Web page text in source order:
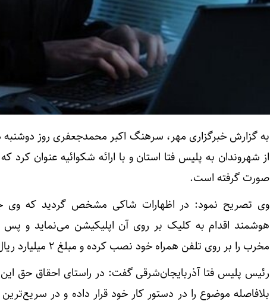
به گزارش خبرگزاری مهر، سرهنگ اکبر محمدجعفری روز
از شهروندان به پلیس فتا استان و با ارائه شکوائیهعنوان کرد
صورت گرفته است.
وی تصریح نمود: در اظهارات شاکی مشخص گردید که وی
هوشمند اقدام به کلیک بر روی آن اپلیکیشن می‌نماید و پس
مخرب را بر روی تلفن همراه خود نصب کرده و مبلغ ۲ میلیارد ریال از حساب بانکی وی برداشت می‌شود.
رئیس پلیس فتا آذربایجان‌شرقی گفت: در راستای احقاق حق
بلافاصله موضوع را در دستور کار خود قرار داده و در